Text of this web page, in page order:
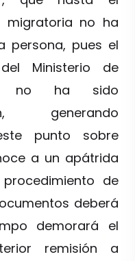
migratoria no ha
persona, pues el
Ministerio de
no ha sido
generando
punto sobre
a un apátrida
de
deberá
demorará el
remisión a